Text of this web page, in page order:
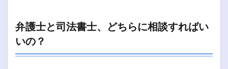
弁護士と司法書士、どちらに相談すればい
いの？